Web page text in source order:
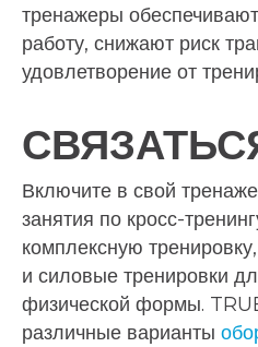
тренажеры
работу, снижают риск
удовлетворение от
Включите в свой
занятия по кросс-
комплексную
и силовые тренировки
физической формы.
различные варианты